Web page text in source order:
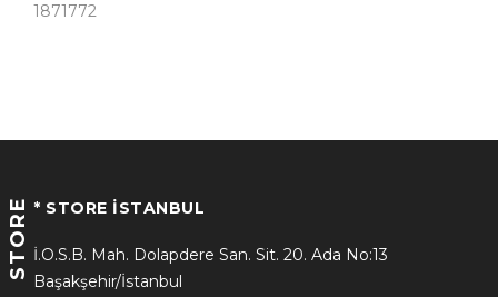
1871772
STORE * STORE İSTANBUL
İ.O.S.B. Mah. Dolapdere San. Sit. 20. Ada No:13
Başakşehir/İstanbul